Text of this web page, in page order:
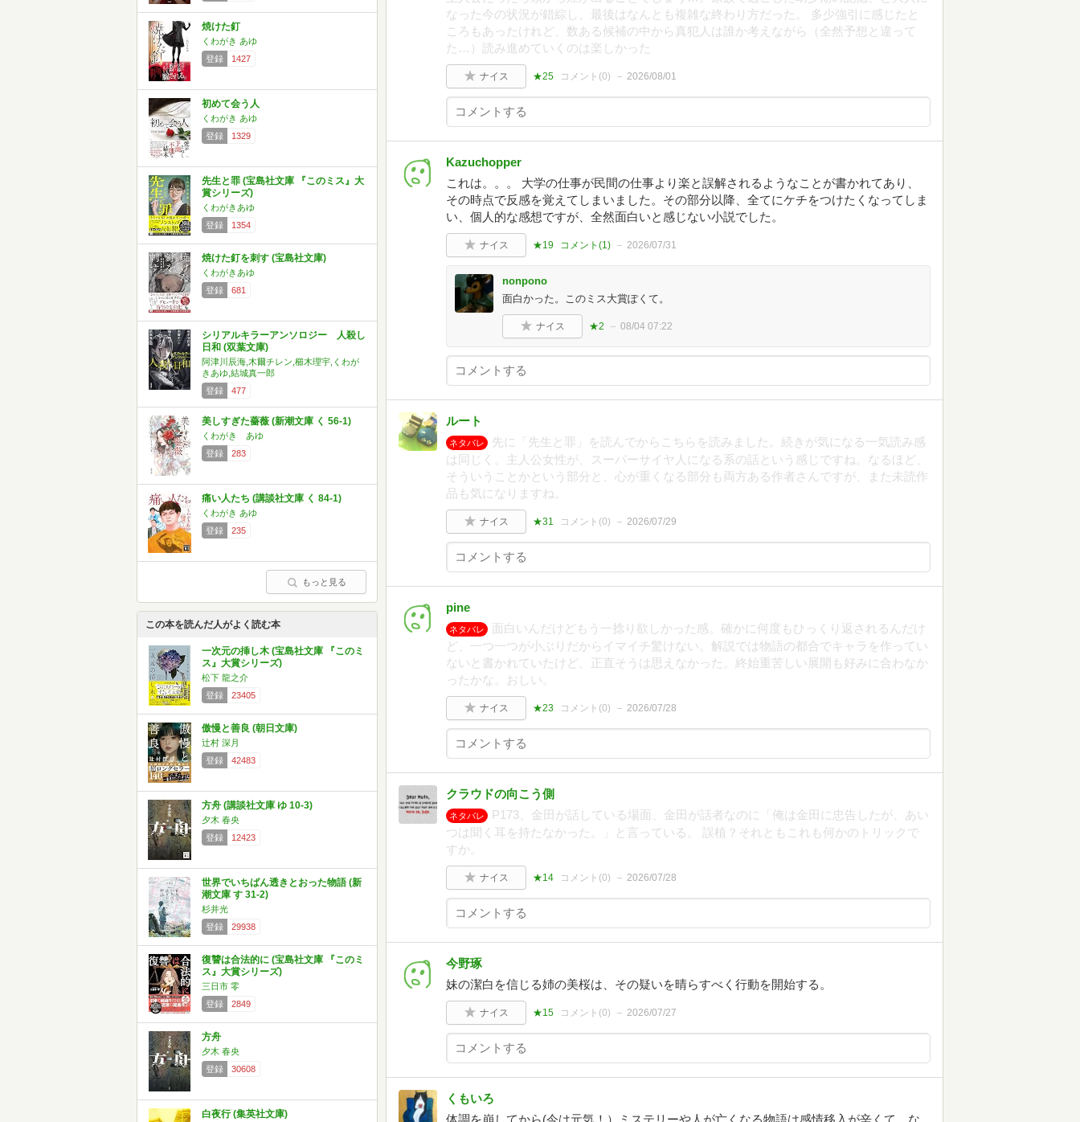
焼けた釘
くわがき あゆ
登録
1427
初めて会う人
くわがき あゆ
登録
1329
先生と罪 (宝島社文庫 『このミス』大
賞シリーズ)
くわがきあゆ
登録
1354
焼けた釘を刺す (宝島社文庫)
くわがきあゆ
登録
681
シリアルキラーアンソロジー 人殺し
日和 (双葉文庫)
阿津川辰海,木爾チレン,櫛木理宇,くわが
きあゆ,結城真一郎
登録
477
美しすぎた薔薇 (新潮文庫 く 56-1)
くわがき あゆ
登録
283
痛い人たち (講談社文庫 く 84-1)
くわがき あゆ
登録
235
もっと見る
この本を読んだ人がよく読む本
一次元の挿し木 (宝島社文庫 『このミ
ス』大賞シリーズ)
松下 龍之介
登録
23405
傲慢と善良 (朝日文庫)
辻村 深月
登録
42483
方舟 (講談社文庫 ゆ 10-3)
夕木 春央
登録
12423
世界でいちばん透きとおった物語 (新
潮文庫 す 31-2)
杉井光
登録
29938
復讐は合法的に (宝島社文庫 『このミ
ス』大賞シリーズ)
三日市 零
登録
2849
方舟
夕木 春央
登録
30608
白夜行 (集英社文庫)
なった今の状況が錯綜し、最後はなんとも複雑な終わり方だった。 多少強引に感じたと
ころもあったけれど、数ある候補の中から真犯人は誰か考えながら（全然予想と違って
た…）読み進めていくのは楽しかった
ナイス ★25 コメント(0) 2026/08/01
Kazuchopper
これは。。。 大学の仕事が民間の仕事より楽と誤解されるようなことが書かれてあり、
その時点で反感を覚えてしまいました。その部分以降、全てにケチをつけたくなってしま
い、個人的な感想ですが、全然面白いと感じない小説でした。
ナイス ★19 コメント(1) 2026/07/31
nonpono
面白かった。このミス大賞ぽくて。
ナイス ★2 08/04 07:22
ルート
ネタバレ
先に「先生と罪」を読んでからこちらを読みました。続きが気になる一気読み感
は同じく。主人公女性が、スーパーサイヤ人になる系の話という感じですね。なるほど、
そういうことかという部分と、心が重くなる部分も両方ある作者さんですが、また未読作
品も気になりますね。
ナイス ★31 コメント(0) 2026/07/29
pine
ネタバレ
面白いんだけどもう一捻り欲しかった感。確かに何度もひっくり返されるんだけ
ど、一つ一つが小ぶりだからイマイチ驚けない。解説では物語の都合でキャラを作ってい
ないと書かれていたけど、正直そうは思えなかった。終始重苦しい展開も好みに合わなか
ったかな。おしい。
ナイス ★23 コメント(0) 2026/07/28
クラウドの向こう側
ネタバレ
P173、金田が話している場面、金田が話者なのに「俺は金田に忠告したが、あい
つは聞く耳を持たなかった。」と言っている。 誤植？それともこれも何かのトリックで
すか。
ナイス ★14 コメント(0) 2026/07/28
今野琢
妹の潔白を信じる姉の美桜は、その疑いを晴らすべく行動を開始する。
ナイス ★15 コメント(0) 2026/07/27
くもいろ
体調を崩してから(今は元気！）ミステリーや人が亡くなる物語は感情移入が辛くて、な